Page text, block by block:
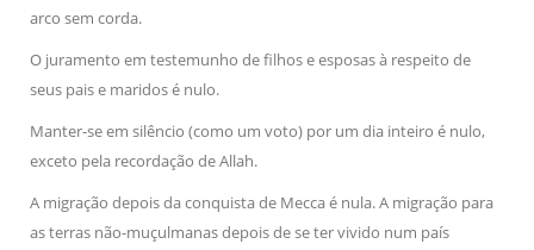
arco sem corda.
O juramento em testemunho de filhos e esposas à respeito de
seus pais e maridos é nulo.
Manter-se em silêncio (como um voto) por um dia inteiro é nulo,
exceto pela recordação de Allah.
A migração depois da conquista de Mecca é nula. A migração para
as terras não-muçulmanas depois de se ter vivido num país